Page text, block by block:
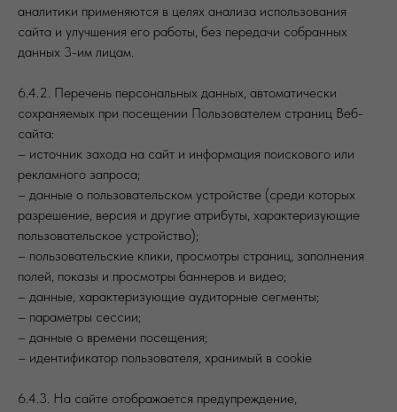
аналитики применяются в целях анализа использования
сайта и улучшения его работы, без передачи собранных
данных 3-им лицам.
6.4.2. Перечень персональных данных, автоматически
сохраняемых при посещении Пользователем страниц Веб-
сайта:
– источник захода на сайт и информация поискового или
рекламного запроса;
– данные о пользовательском устройстве (среди которых
разрешение, версия и другие атрибуты, характеризующие
пользовательское устройство);
– пользовательские клики, просмотры страниц, заполнения
полей, показы и просмотры баннеров и видео;
– данные, характеризующие аудиторные сегменты;
– параметры сессии;
– данные о времени посещения;
– идентификатор пользователя, хранимый в cookie
6.4.3. На сайте отображается предупреждение,